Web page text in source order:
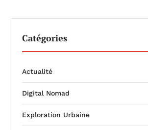
Catégories
Actualité
Digital Nomad
Exploration Urbaine